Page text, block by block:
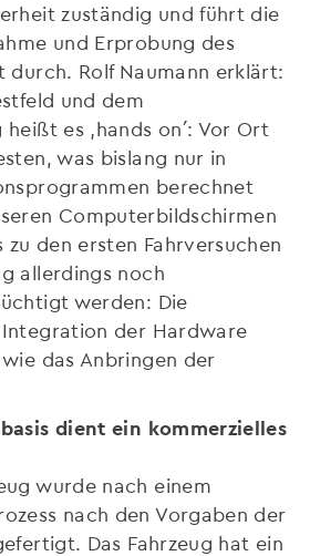
zuständig und führt die
und Erprobung des
durch. Rolf Naumann erklärt:
und dem
es ‚hands on´: Vor Ort
was bislang nur in
berechnet
Computerbildschirmen
zu den ersten Fahrversuchen
allerdings noch
werden: Die
der Hardware
das Anbringen der
dient ein kommerzielles
wurde nach einem
nach den Vorgaben der
Das Fahrzeug hat ein